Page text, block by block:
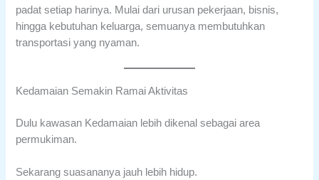
padat setiap harinya. Mulai dari urusan pekerjaan, bisnis,
hingga kebutuhan keluarga, semuanya membutuhkan
transportasi yang nyaman.
Kedamaian Semakin Ramai Aktivitas
Dulu kawasan Kedamaian lebih dikenal sebagai area
permukiman.
Sekarang suasananya jauh lebih hidup.